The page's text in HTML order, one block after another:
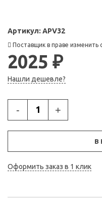
Артикул: APV32
Поставщик в праве изменить
2025 ₽
Нашли дешевле?
- +
В
Оформить заказ в 1 клик